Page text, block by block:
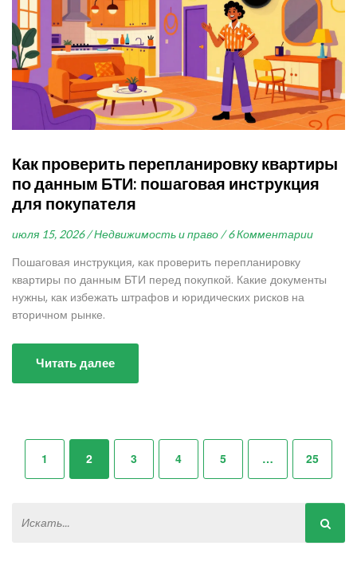
Как проверить перепланировку квартиры
по данным БТИ: пошаговая инструкция
для покупателя
июля 15, 2026 / Недвижимость и право / 6 Комментарии
Пошаговая инструкция, как проверить перепланировку
квартиры по данным БТИ перед покупкой. Какие документы
нужны, как избежать штрафов и юридических рисков на
вторичном рынке.
Читать далее
1 2 3 4 5 … 25